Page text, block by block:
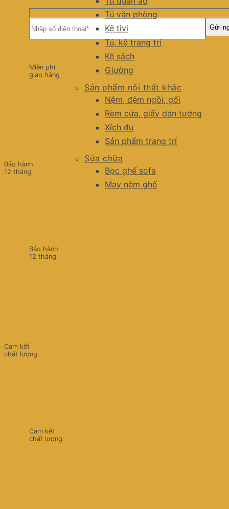
Tủ văn phòng
Kệ tivi
Tủ, kệ trang trí
Kệ sách
Giường
Sản phẩm nội thất khác
Nệm, đệm ngồi, gối
Rèm cửa, giấy dán tường
Xích đu
Sản phẩm trang trí
Sửa chữa
Bọc ghế sofa
May nệm ghế
Miễn phí
giao hàng
Bảo hành
12 tháng
Cam kết
chất lượng
Bảo hành
12 tháng
Cam kết
chất lượng